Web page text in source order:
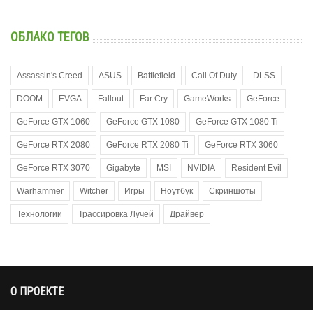
ОБЛАКО ТЕГОВ
Assassin's Creed ASUS Battlefield Call Of Duty DLSS
DOOM EVGA Fallout Far Cry GameWorks GeForce
GeForce GTX 1060 GeForce GTX 1080 GeForce GTX 1080 Ti
GeForce RTX 2080 GeForce RTX 2080 Ti GeForce RTX 3060
GeForce RTX 3070 Gigabyte MSI NVIDIA Resident Evil
Warhammer Witcher Игры Ноутбук Скриншоты
Технологии Трассировка Лучей Драйвер
О ПРОЕКТЕ